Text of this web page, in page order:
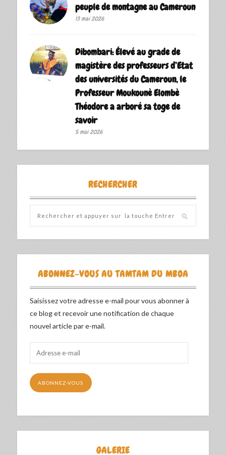
peuple de montagne au Cameroun
13 mai 2026
Dibombari: Élevé au grade de
magistère des professeurs d’Etat
des universités du Cameroun, le
Professeur Moukounè Elombè
Théodore a arboré sa toge de
savoir ‎
5 mai 2026
RECHERCHER
ABONNEZ-VOUS AU TAMTAM DU MBOA
Saisissez votre adresse e-mail pour vous abonner à
ce blog et recevoir une notification de chaque
nouvel article par e-mail.
mail
ABONNEZ-VOUS
GALERIE